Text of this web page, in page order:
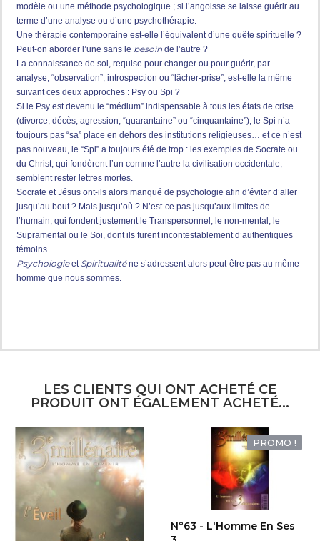
modèle ou une méthode psychologique ; si l’angoisse se laisse guérir au
terme d’une analyse ou d’une psychothérapie.
Une thérapie contemporaine est-elle l’équivalent d’une quête spirituelle ?
Peut-on aborder l’une sans le besoin de l’autre ?
La connaissance de soi, requise pour changer ou pour guérir, par
analyse, “observation”, introspection ou “lâcher-prise”, est-elle la même
suivant ces deux approches : Psy ou Spi ?
Si le Psy est devenu le “médium” indispensable à tous les états de crise
(divorce, décès, agression, “quarantaine” ou “cinquantaine”), le Spi n’a
toujours pas “sa” place en dehors des institutions religieuses… et ce n’est
pas nouveau, le “Spi” a toujours été de trop : les exemples de Socrate ou
du Christ, qui fondèrent l’un comme l’autre la civilisation occidentale,
semblent rester lettres mortes.
Socrate et Jésus ont-ils alors manqué de psychologie afin d’éviter d’aller
jusqu’au bout ? Mais jusqu’où ? N’est-ce pas jusqu’aux limites de
l’humain, qui fondent justement le Transpersonnel, le non-mental, le
Supramental ou le Soi, dont ils furent incontestablement d’authentiques
témoins.
Psychologie et Spiritualité ne s’adressent alors peut-être pas au même
homme que nous sommes.
LES CLIENTS QUI ONT ACHETÉ CE
PRODUIT ONT ÉGALEMENT ACHETÉ...
PROMO !
AJOUTER AU
PANIER
N°63 - L'Homme En Ses